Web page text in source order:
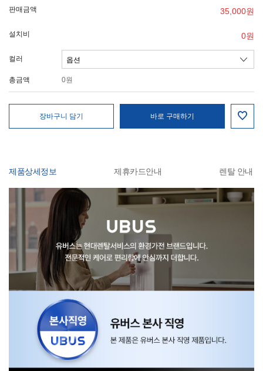
판매금액 35,000원
설치비 0원
컬러
총금액 0원
장바구니 담기 바로 구매하기
제품상세정보 제휴카드안내 렌탈 안내